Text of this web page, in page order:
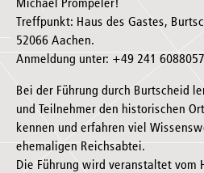
Michael Prömpeler!
Treffpunkt: Haus des Gastes,
52066 Aachen.
Anmeldung unter: +49 241
Bei der Führung durch Burtscheid
und Teilnehmer den historischen
kennen und erfahren viel
ehemaligen Reichsabtei.
Die Führung wird veranstaltet vom